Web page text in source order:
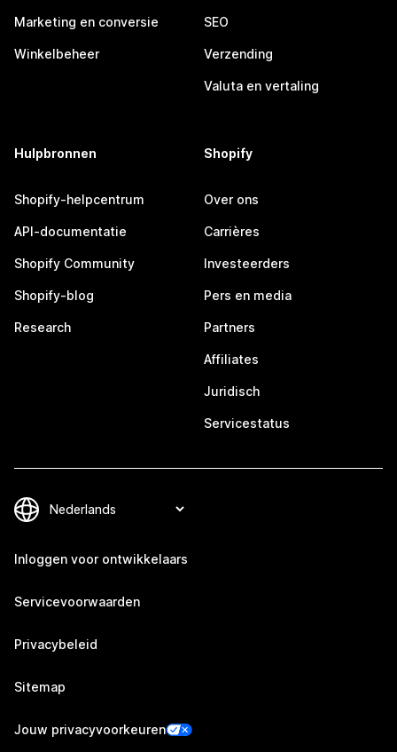
Marketing en conversie
Winkelbeheer
SEO
Verzending
Valuta en vertaling
Hulpbronnen
Shopify-helpcentrum
API-documentatie
Shopify Community
Shopify-blog
Research
Shopify
Over ons
Carrières
Investeerders
Pers en media
Partners
Affiliates
Juridisch
Servicestatus
Inloggen voor ontwikkelaars
Servicevoorwaarden
Privacybeleid
Sitemap
Jouw privacyvoorkeuren